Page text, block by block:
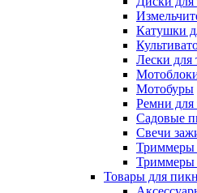
Катушки
Лески для
Мотобуры
Ремни для
Садовые
Свечи
Триммеры
Триммеры
Товары для